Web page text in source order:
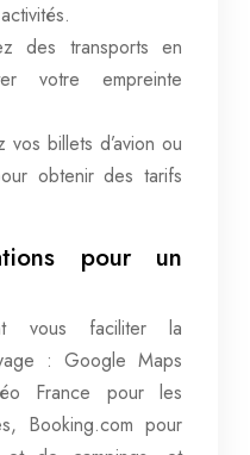
des transports en
votre empreinte
vos billets d’avion ou
obtenir des tarifs
pour un
vous faciliter la
: Google Maps
France pour les
Booking.com pour